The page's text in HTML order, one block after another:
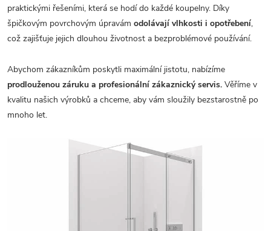
praktickými řešeními, která se hodí do každé koupelny. Díky
špičkovým povrchovým úpravám odolávají vlhkosti i opotřebení,
což zajišťuje jejich dlouhou životnost a bezproblémové používání.
Abychom zákazníkům poskytli maximální jistotu, nabízíme
prodlouženou záruku a profesionální zákaznický servis. Věříme v
kvalitu našich výrobků a chceme, aby vám sloužily bezstarostně po
mnoho let.